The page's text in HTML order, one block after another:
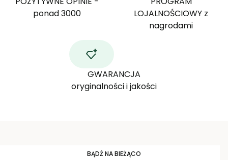
ponad 3000
LOJALNOŚCIOWY z
nagrodami
GWARANCJA
oryginalności i jakości
BĄDŹ NA BIEŻĄCO